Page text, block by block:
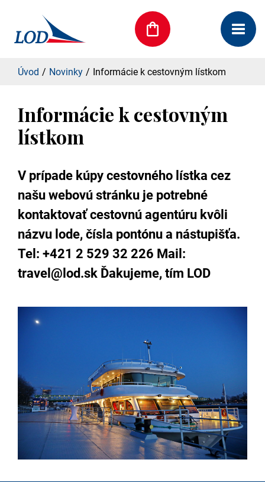
Úvod Novinky Informácie k cestovným lístkom
Informácie k cestovným
lístkom
V prípade kúpy cestovného lístka cez
našu webovú stránku je potrebné
kontaktovať cestovnú agentúru kvôli
názvu lode, čísla pontónu a nástupišťa.
Tel: +421 2 529 32 226 Mail:
travel@lod.sk Ďakujeme, tím LOD